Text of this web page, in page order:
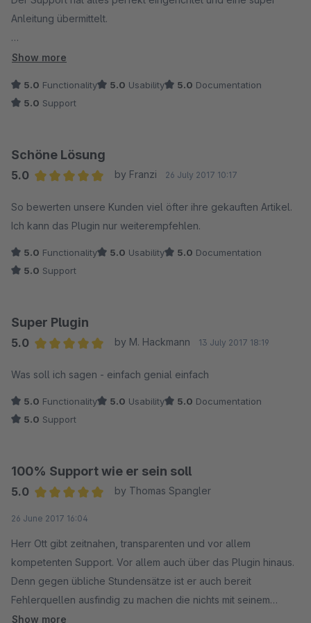
Mit freundlichem Gruß
Anleitung übermittelt.
Hoher Nutzen für Kunden durch einfache und zeitsparende
Show more
5.0 Functionality 5.0 Usability 5.0 Documentation
5.0 Support
Schöne Lösung
5.0
by Franzi 26 July 2017 10:17
So bewerten unsere Kunden viel öfter ihre gekauften Artikel.
Ich kann das Plugin nur weiterempfehlen.
5.0 Functionality 5.0 Usability 5.0 Documentation
5.0 Support
Super Plugin
5.0
by M. Hackmann 13 July 2017 18:19
Was soll ich sagen - einfach genial einfach
5.0 Functionality 5.0 Usability 5.0 Documentation
5.0 Support
100% Support wie er sein soll
5.0
by Thomas Spangler
26 June 2017 16:04
Herr Ott gibt zeitnahen, transparenten und vor allem
kompetenten Support. Vor allem auch über das Plugin hinaus.
Denn gegen übliche Stundensätze ist er auch bereit
Fehlerquellen ausfindig zu machen die nichts mit seinem
Plugin zu tun haben...und hilft somit schnell zu einem
Show more